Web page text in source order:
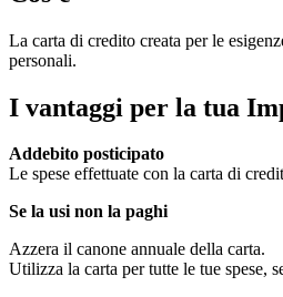
La carta di credito creata per le
personali.
I vantaggi per la tua
Addebito posticipato
Le spese effettuate con la carta di
Se la usi non la paghi
Azzera il canone annuale della carta.
Utilizza la carta per tutte le tue spese,